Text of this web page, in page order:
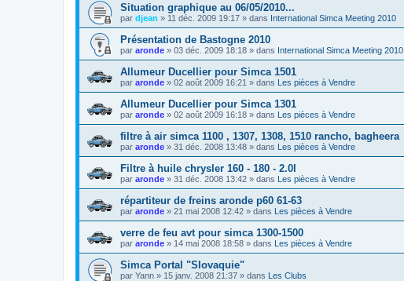
Situation graphique au 06/05/2010...
par djean » 11 déc. 2009 19:17 » dans International Simca Meeting 2010
Présentation de Bastogne 2010
par aronde » 03 déc. 2009 18:18 » dans International Simca Meeting 2010
Allumeur Ducellier pour Simca 1501
par aronde » 02 août 2009 16:21 » dans Les pièces à Vendre
Allumeur Ducellier pour Simca 1301
par aronde » 02 août 2009 16:18 » dans Les pièces à Vendre
filtre à air simca 1100 , 1307, 1308, 1510 rancho, bagheera
par aronde » 31 déc. 2008 13:48 » dans Les pièces à Vendre
Filtre à huile chrysler 160 - 180 - 2.0l
par aronde » 31 déc. 2008 13:42 » dans Les pièces à Vendre
répartiteur de freins aronde p60 61-63
par aronde » 21 mai 2008 12:42 » dans Les pièces à Vendre
verre de feu avt pour simca 1300-1500
par aronde » 14 mai 2008 18:58 » dans Les pièces à Vendre
Simca Portal "Slovaquie"
par Yann » 15 janv. 2008 21:37 » dans Les Clubs